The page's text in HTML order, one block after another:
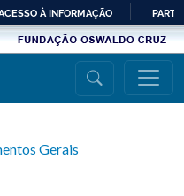
À INFORMAÇÃO
Gerais